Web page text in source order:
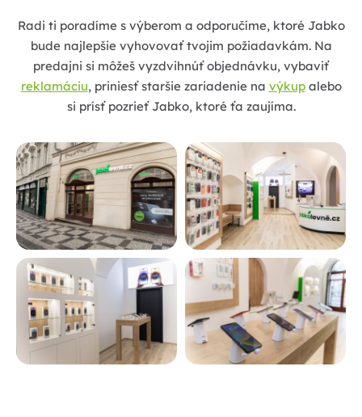
Radi ti poradíme s výberom a odporučíme, ktoré Jabko
bude najlepšie vyhovovať tvojim požiadavkám. Na
predajni si môžeš vyzdvihnúť objednávku, vybaviť
reklamáciu, priniesť staršie zariadenie na výkupalebo
si prísť pozrieť Jabko, ktoré ťa zaujíma.